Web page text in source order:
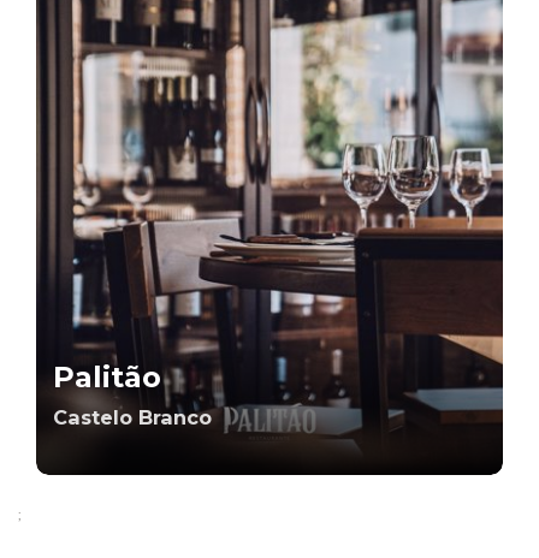
Palitão
Castelo Branco
;